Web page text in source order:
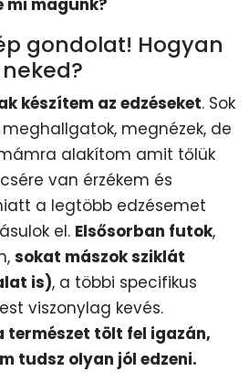
gondolat! Hogyan
készítem az edzéseket. Sok
megnézek, de
alakítom amit tőlük
van érzékem és
a legtöbb edzésemet
el. Elsősorban futok,
sokat mászok sziklát
is), a többi specifikus
viszonylag kevés.
természet tölt fel igazán,
tudsz olyan jól edzeni.